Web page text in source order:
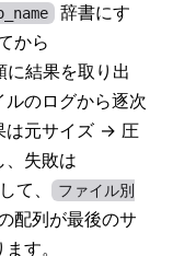
辞書にす
から
に結果を取り出
のログから逐次
は元サイズ → 圧
、失敗は
て、
ファイル別
配列が最後のサ
す。